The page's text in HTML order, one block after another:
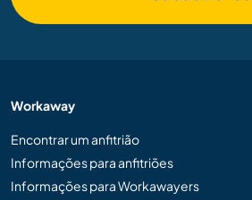
Workaway
Encontrar um anfitrião
Informações para anfitriões
Informações para Workawayers